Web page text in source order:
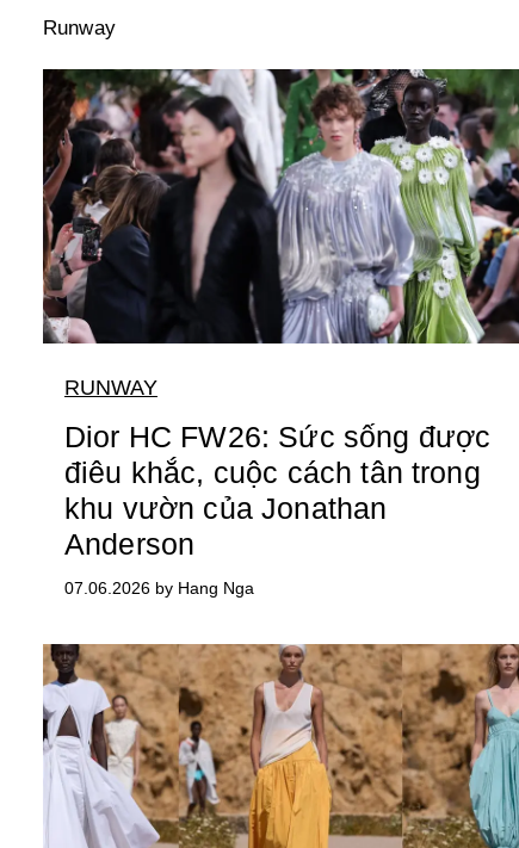
Runway
RUNWAY
Dior HC FW26: Sức sống được
điêu khắc, cuộc cách tân trong
khu vườn của Jonathan
Anderson
07.06.2026 by Hang Nga